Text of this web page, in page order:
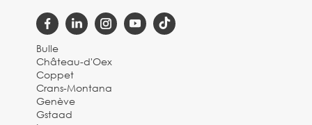
Bulle
Château-d'Oex
Coppet
Crans-Montana
Genève
Gstaad